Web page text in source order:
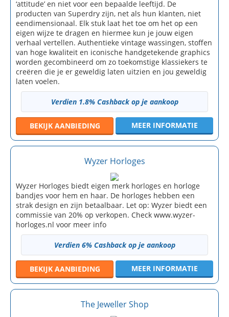
‘attitude’ en niet voor een bepaalde leeftijd. De
producten van Superdry zijn, net als hun klanten, niet
eendimensionaal. Elk stuk laat het toe om het op een
eigen wijze te dragen en hiermee kun je jouw eigen
verhaal vertellen. Authentieke vintage wassingen, stoffen
van hoge kwaliteit en iconische handgetekende graphics
worden gecombineerd om zo toekomstige klassiekers te
creëren die je er geweldig laten uitzien en jou geweldig
laten voelen.
Verdien 1.8% Cashback op je aankoop
BEKIJK AANBIEDING MEER INFORMATIE
Wyzer Horloges
Wyzer Horloges biedt eigen merk horloges en horloge
bandjes voor hem en haar. De horloges hebben een
strak design en zijn betaalbaar. Let op: Wyzer biedt een
commissie van 20% op verkopen. Check www.wyzer-
horloges.nl voor meer info
Verdien 6% Cashback op je aankoop
BEKIJK AANBIEDING MEER INFORMATIE
The Jeweller Shop